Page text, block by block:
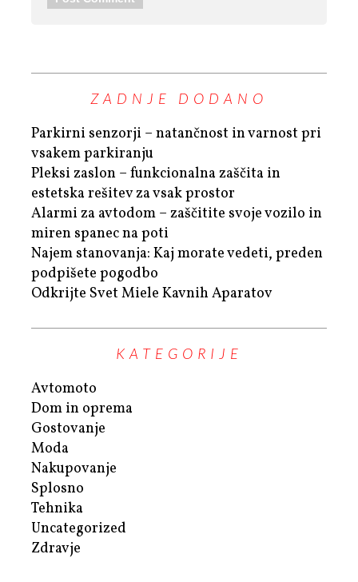
ZADNJE DODANO
Parkirni senzorji – natančnost in varnost pri
vsakem parkiranju
Pleksi zaslon – funkcionalna zaščita in
estetska rešitev za vsak prostor
Alarmi za avtodom – zaščitite svoje vozilo in
miren spanec na poti
Najem stanovanja: Kaj morate vedeti, preden
podpišete pogodbo
Odkrijte Svet Miele Kavnih Aparatov
KATEGORIJE
Avtomoto
Dom in oprema
Gostovanje
Moda
Nakupovanje
Splosno
Tehnika
Uncategorized
Zdravje